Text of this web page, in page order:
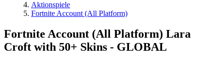
Aktionspiele
Fortnite Account (All Platform)
Fortnite Account (All Platform) Lara
Croft with 50+ Skins - GLOBAL